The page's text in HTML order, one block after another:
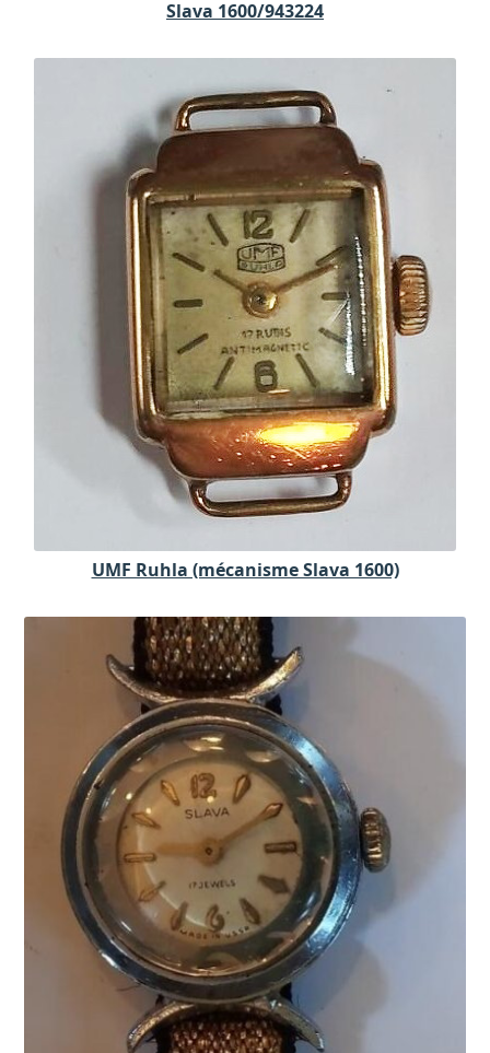
Slava 1600/943224
UMF Ruhla (mécanisme Slava 1600)